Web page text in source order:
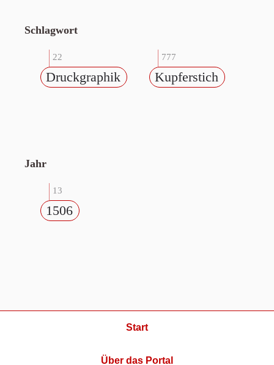
Schlagwort
22
Druckgraphik
777
Kupferstich
Jahr
13
1506
Start
Über das Portal